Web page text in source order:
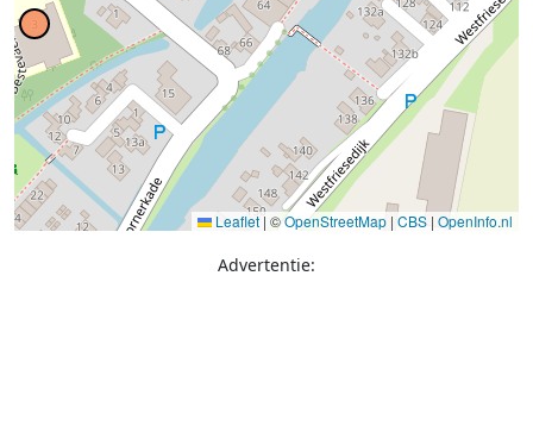
Leaflet | ©OpenStreetMap | CBS | OpenInfo.nl
Advertentie: